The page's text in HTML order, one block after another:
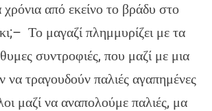
χρόνια από εκείνο το βράδυ στο
Το μαγαζί πλημμυρίζει με τα
συντροφιές, που μαζί με μια
να τραγουδούν παλιές αγαπημένες
μαζί να αναπολούμε παλιές, μα